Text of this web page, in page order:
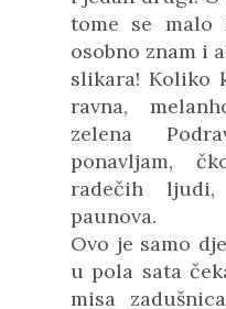
tome se malo
osobno znam i
slikara! Koliko
ravna,
zelena
ponavljam,
radečih
paunova.
Ovo je samo
u pola sata
misa